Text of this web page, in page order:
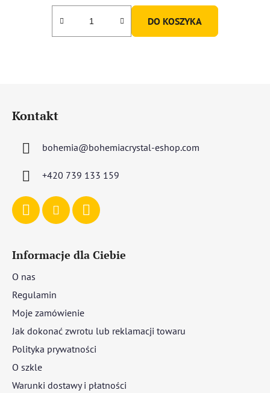
DO KOSZYKA
Kontakt
bohemia@bohemiacrystal-eshop.com
+420 739 133 159
Informacje dla Ciebie
O nas
Regulamin
Moje zamówienie
Jak dokonać zwrotu lub reklamacji towaru
Polityka prywatności
O szkle
Warunki dostawy i płatności